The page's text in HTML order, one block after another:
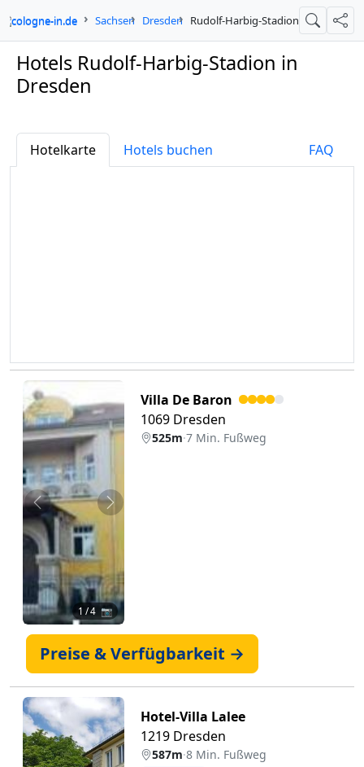
cologne-in.de Sachsen Dresden Rudolf-Harbig-Stadion Suche
Hotels Rudolf-Harbig-Stadion in
Dresden
Hotelkarte Hotels buchen FAQ
Zurück Weiter
1 / 4 📷
Villa De Baron
1069 Dresden
525m·7 Min. Fußweg
Preise & Verfügbarkeit →
Hotel-Villa Lalee
1219 Dresden
587m·8 Min. Fußweg